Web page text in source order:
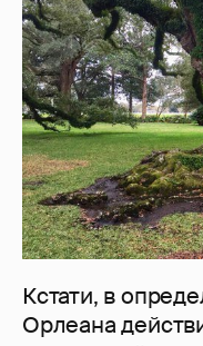
Кстати, в
Орлеана